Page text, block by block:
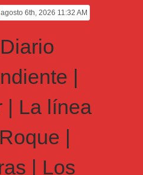
agosto 6th, 2026 11:32 AM